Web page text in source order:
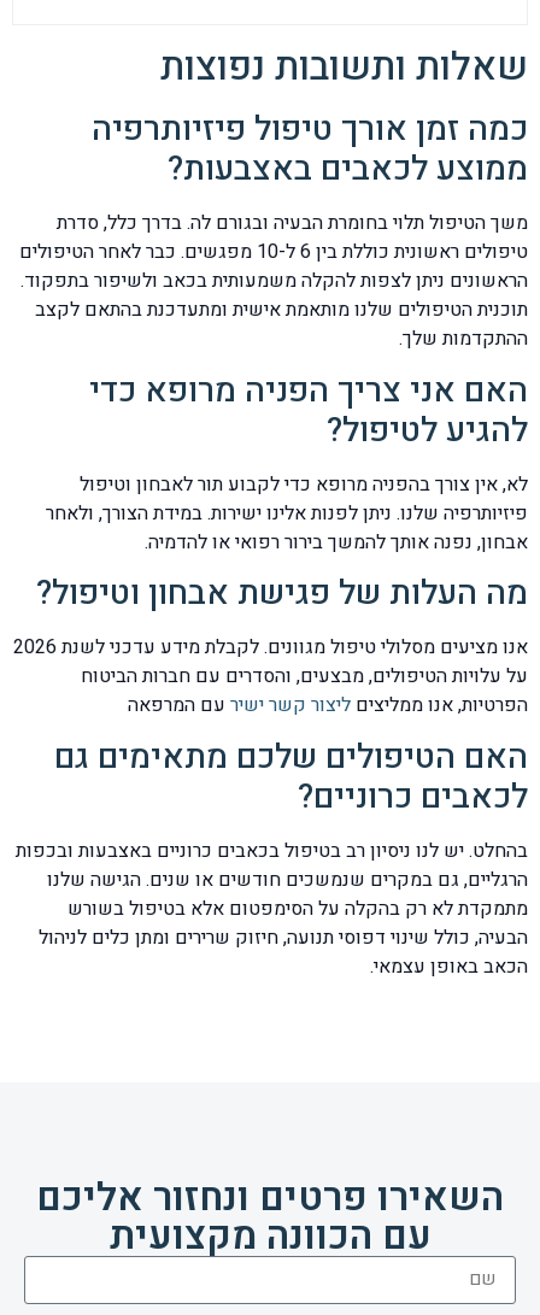
שאלות ותשובות נפוצות
כמה זמן אורך טיפול פיזיותרפיה
ממוצע לכאבים באצבעות?
משך הטיפול תלוי בחומרת הבעיה ובגורם לה. בדרך כלל, סדרת
טיפולים ראשונית כוללת בין 6 ל-10 מפגשים. כבר לאחר הטיפולים
הראשונים ניתן לצפות להקלה משמעותית בכאב ולשיפור בתפקוד.
תוכנית הטיפולים שלנו מותאמת אישית ומתעדכנת בהתאם לקצב
ההתקדמות שלך.
האם אני צריך הפניה מרופא כדי
להגיע לטיפול?
לא, אין צורך בהפניה מרופא כדי לקבוע תור לאבחון וטיפול
פיזיותרפיה שלנו. ניתן לפנות אלינו ישירות. במידת הצורך, ולאחר
אבחון, נפנה אותך להמשך בירור רפואי או להדמיה.
מה העלות של פגישת אבחון וטיפול?
אנו מציעים מסלולי טיפול מגוונים. לקבלת מידע עדכני לשנת 2026
על עלויות הטיפולים, מבצעים, והסדרים עם חברות הביטוח
הפרטיות, אנו ממליצים ליצור קשר ישיר עם המרפאה
האם הטיפולים שלכם מתאימים גם
לכאבים כרוניים?
בהחלט. יש לנו ניסיון רב בטיפול בכאבים כרוניים באצבעות ובכפות
הרגליים, גם במקרים שנמשכים חודשים או שנים. הגישה שלנו
מתמקדת לא רק בהקלה על הסימפטום אלא בטיפול בשורש
הבעיה, כולל שינוי דפוסי תנועה, חיזוק שרירים ומתן כלים לניהול
הכאב באופן עצמאי.
השאירו פרטים ונחזור אליכם
עם הכוונה מקצועית